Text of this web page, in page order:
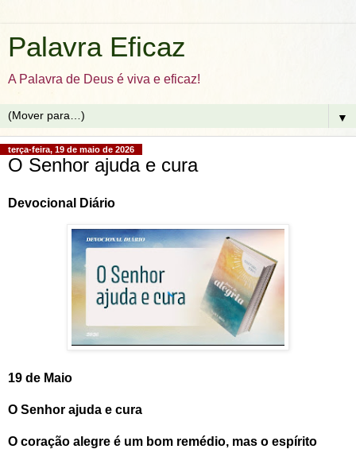
Palavra Eficaz
A Palavra de Deus é viva e eficaz!
▼
terça-feira, 19 de maio de 2026
O Senhor ajuda e cura
Devocional Diário
19 de Maio
O Senhor ajuda e cura
O coração alegre é um bom remédio, mas o espírito